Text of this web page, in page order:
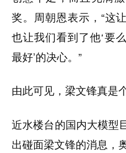
奖。周朝恩表示，“这
也让我们看到了他‘要
最好’的决心。”
由此可见，梁文锋真是
近水楼台的国内大模型
出碰面梁文锋的消息，